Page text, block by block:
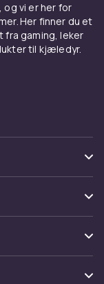
og vi er her for
Her finner du et
fra gaming, leker
til kjæledyr.